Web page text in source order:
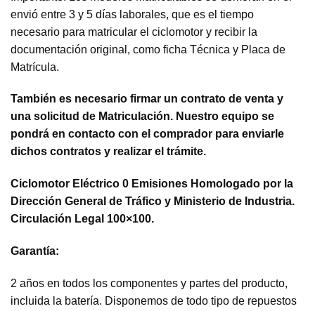
envió entre 3 y 5 días laborales, que es el tiempo
necesario para matricular el ciclomotor y recibir la
documentación original, como ficha Técnica y Placa de
Matrícula.
También es necesario firmar un contrato de venta y
una solicitud de Matriculación. Nuestro equipo se
pondrá en contacto con el comprador para enviarle
dichos contratos y realizar el trámite.
Ciclomotor Eléctrico 0 Emisiones Homologado por la
Dirección General de Tráfico y Ministerio de Industria.
Circulación Legal 100×100.
Garantía:
2 años en todos los componentes y partes del producto,
incluida la batería. Disponemos de todo tipo de repuestos